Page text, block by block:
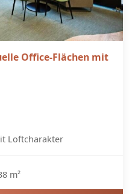
Office-Flächen mit
Loftcharakter
m²